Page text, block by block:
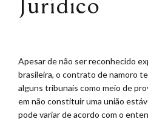
Apesar de não ser reconhecido
brasileira, o contrato de namoro
alguns tribunais como meio de
em não constituir uma união
pode variar de acordo com o